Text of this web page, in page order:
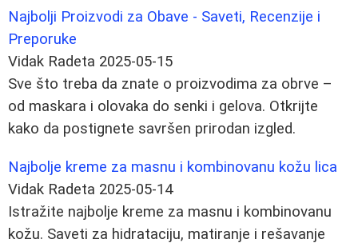
Najbolji Proizvodi za Obave - Saveti, Recenzije i
Preporuke
Vidak Radeta 2025-05-15
Sve što treba da znate o proizvodima za obrve –
od maskara i olovaka do senki i gelova. Otkrijte
kako da postignete savršen prirodan izgled.
Najbolje kreme za masnu i kombinovanu kožu lica
Vidak Radeta 2025-05-14
Istražite najbolje kreme za masnu i kombinovanu
kožu. Saveti za hidrataciju, matiranje i rešavanje